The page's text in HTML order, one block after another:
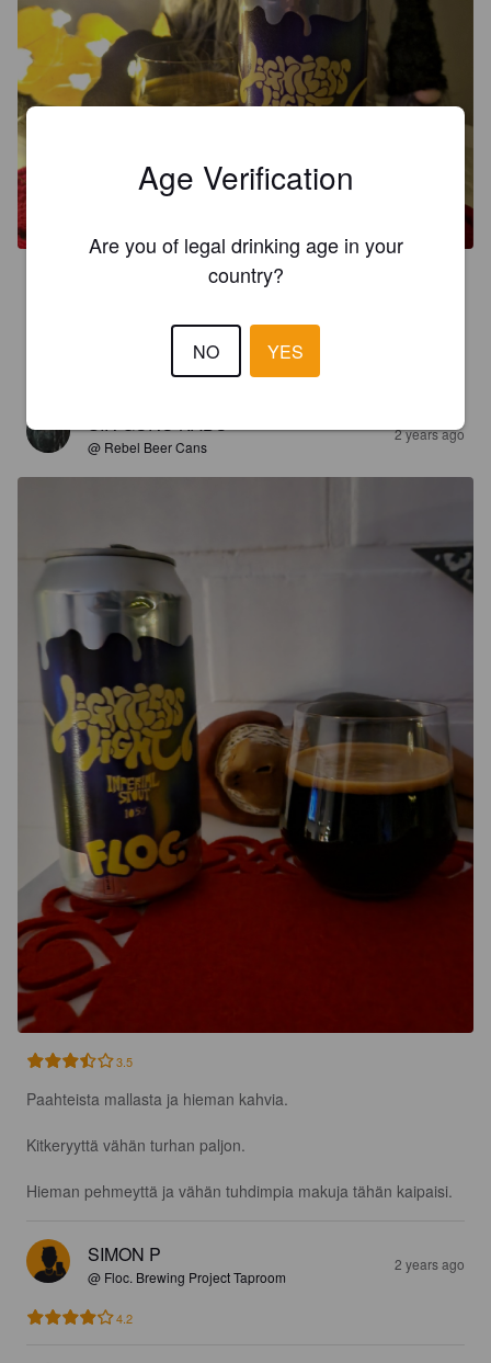
hieman epämiellyttävästi. Ei tämä huono ole, mutta...
SIR GURU KABU
@ Rebel Beer Cans
2 years ago
3.5
Paahteista mallasta ja hieman kahvia.
Kitkeryyttä vähän turhan paljon.
Hieman pehmeyttä ja vähän tuhdimpia makuja tähän kaipaisi.
SIMON P
@ Floc. Brewing Project Taproom
2 years ago
4.2
Age Verification
Are you of legal drinking age in your
country?
NO YES